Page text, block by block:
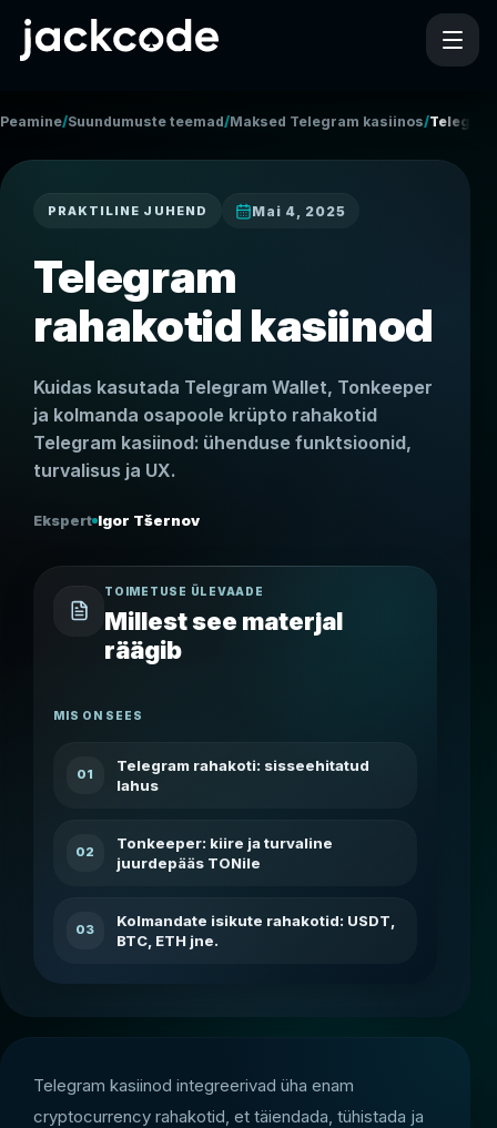
Peamine/Suundumuste teemad/Maksed Telegram kasiinos/
PRAKTILINE JUHEND Mai 4, 2025
Telegram
rahakotid kasiinod
Kuidas kasutada Telegram Wallet, Tonkeeper
ja kolmanda osapoole krüpto rahakotid
Telegram kasiinod: ühenduse funktsioonid,
turvalisus ja UX.
Ekspert Igor Tšernov
TOIMETUSE ÜLEVAADE
Millest see materjal
räägib
MIS ON SEES
01
Telegram rahakoti: sisseehitatud
lahus
02
Tonkeeper: kiire ja turvaline
juurdepääs TONile
03
Kolmandate isikute rahakotid: USDT,
BTC, ETH jne.
Telegram kasiinod integreerivad üha enam
cryptocurrency rahakotid, et täiendada, tühistada ja